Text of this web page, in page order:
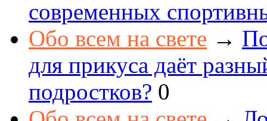
современных
Обо всем на свете →
для прикуса даёт
подростков? 0